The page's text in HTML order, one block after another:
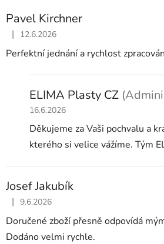
Pavel Kirchner
Hodnocení obchodu je 5 z 5 hvězdiček.
| 12.6.2026
Perfektní jednání a rychlost
ELIMA Plasty CZ
16.6.2026
Děkujeme za Vaši pochvalu a
kterého si velice vážíme. Tým
Josef Jakubík
Hodnocení obchodu je 5 z 5 hvězdiček.
| 9.6.2026
Doručené zboží přesně odpovídá
Dodáno velmi rychle.